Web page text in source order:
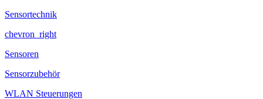
Sensortechnik
chevron_right
Sensoren
Sensorzubehör
WLAN Steuerungen